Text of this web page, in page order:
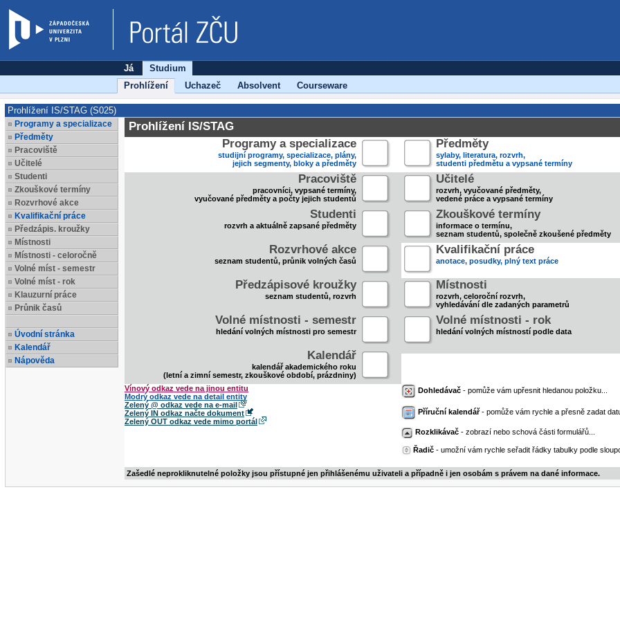
Já
Studium
Prohlížení
Uchazeč Absolvent Courseware
Prohlížení IS/STAG (S025)
Programy a specializace
Předměty
Pracoviště
Učitelé
Studenti
Zkouškové termíny
Rozvrhové akce
Kvalifikační práce
Předzápis. kroužky
Místnosti
Místnosti - celoročně
Volné míst - semestr
Volné míst - rok
Klauzurní práce
Průnik časů
Úvodní stránka
Kalendář
Nápověda
Prohlížení IS/STAG
Programy a specializace
studijní programy, specializace, plány,
jejich segmenty, bloky a předměty
Předměty
sylaby, literatura, rozvrh,
studenti předmětu a vypsané termíny
Pracoviště
pracovníci, vypsané termíny,
vyučované předměty a počty jejich studentů
Učitelé
rozvrh, vyučované předměty,
vedené práce a vypsané termíny
Studenti
rozvrh a aktuálně zapsané předměty
Zkouškové termíny
informace o termínu,
seznam studentů, společně zkoušené předměty
Rozvrhové akce
seznam studentů, průnik volných časů
Kvalifikační práce
anotace, posudky, plný text práce
Předzápisové kroužky
seznam studentů, rozvrh
Místnosti
rozvrh, celoroční rozvrh,
vyhledávání dle zadaných parametrů
Volné místnosti - semestr
hledání volných místnosti pro semestr
Volné místnosti - rok
hledání volných místností podle data
Kalendář
kalendář akademického roku
(letní a zimní semestr, zkouškové období, prázdniny)
Vínový odkaz vede na jinou entitu
Modrý odkaz vede na detail entity
Zelený @ odkaz vede na e-mail
Zelený IN odkaz načte dokument
Zelený OUT odkaz vede mimo portál
Dohledávač - pomůže vám upřesnit hledanou položku...
Příruční kalendář- pomůže vám rychle a přesně zadat
Rozklikávač - zobrazí nebo schová části formulářů...
Řadič - umožní vám rychle seřadit řádky tabulky podle
Zašedlé neprokliknutelné položky jsou přístupné jen přihlášenému uživateli a případně i jen osobám s právem na dané informace.